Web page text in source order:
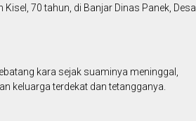
70 tahun, di Banjar Dinas Panek, Desa
kara sejak suaminya meninggal,
keluarga terdekat dan tetangganya.